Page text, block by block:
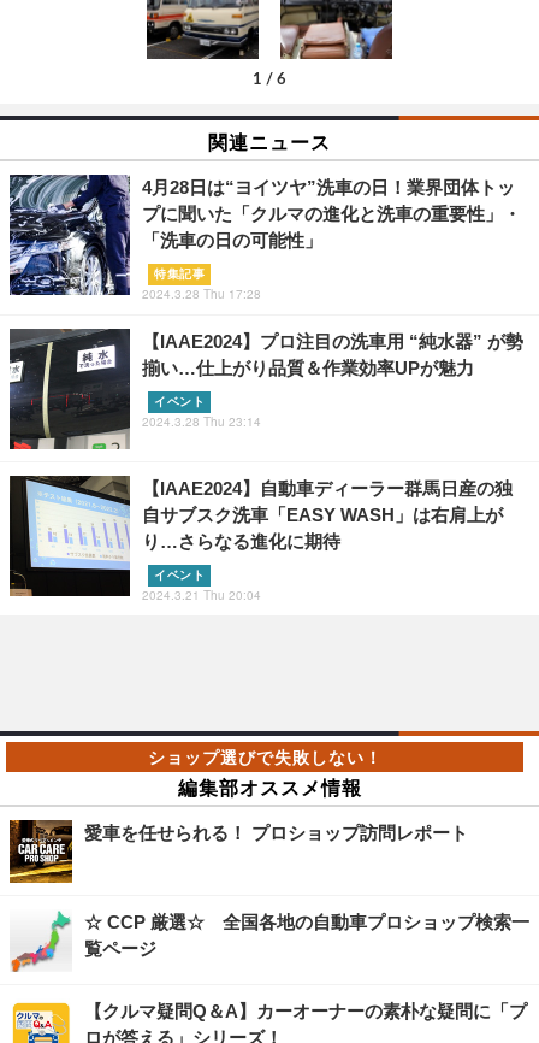
1 / 6
関連ニュース
4月28日は“ヨイツヤ”洗車の日！業界団体トッ
プに聞いた「クルマの進化と洗車の重要性」・
「洗車の日の可能性」
特集記事
2024.3.28 Thu 17:28
【IAAE2024】プロ注目の洗車用 “純水器” が勢
揃い…仕上がり品質＆作業効率UPが魅力
イベント
2024.3.28 Thu 23:14
【IAAE2024】自動車ディーラー群馬日産の独
自サブスク洗車「EASY WASH」は右肩上が
り…さらなる進化に期待
イベント
2024.3.21 Thu 20:04
編集部オススメ情報
愛車を任せられる！ プロショップ訪問レポート
☆ CCP 厳選☆ 全国各地の自動車プロショップ検索一
覧ページ
【クルマ疑問Q＆A】カーオーナーの素朴な疑問に「プ
ロが答える」シリーズ！